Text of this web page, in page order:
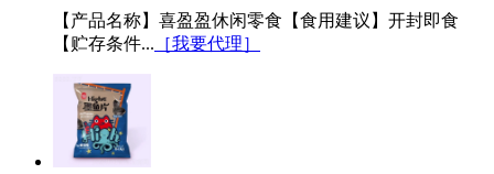
【产品名称】喜盈盈休闲零食【食用建议】开封即食
【贮存条件... ［我要代理］